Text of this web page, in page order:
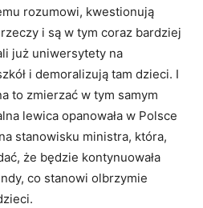
rozumowi, kwestionują
i są w tym coraz bardziej
już uniwersytety na
i demoralizują tam dzieci. I
to zmierzać w tym samym
lewica opanowała w Polsce
stanowisku ministra, która,
że będzie kontynuowała
co stanowi olbrzymie